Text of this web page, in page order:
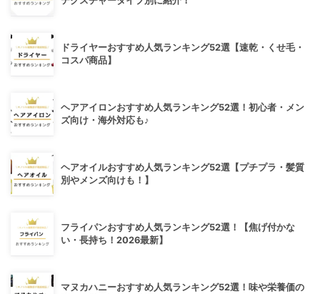
ドライヤーおすすめ人気ランキング52選【速乾・くせ毛・
コスパ商品】
ヘアアイロンおすすめ人気ランキング52選！初心者・メン
ズ向け・海外対応も♪
ヘアオイルおすすめ人気ランキング52選【プチプラ・髪質
別やメンズ向けも！】
フライパンおすすめ人気ランキング52選！【焦げ付かな
い・長持ち！2026最新】
マヌカハニーおすすめ人気ランキング52選！味や栄養価の